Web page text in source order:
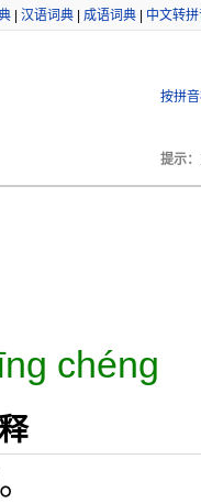
汉语词典 成语词典 中文转
按拼
提示：
chéng